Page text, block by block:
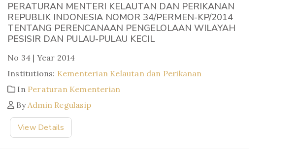
PERATURAN MENTERI KELAUTAN DAN PERIKANAN
REPUBLIK INDONESIA NOMOR 34/PERMEN-KP/2014
TENTANG PERENCANAAN PENGELOLAAN WILAYAH
PESISIR DAN PULAU-PULAU KECIL
No 34 | Year 2014
Institutions: Kementerian Kelautan dan Perikanan
In Peraturan Kementerian
ByAdmin Regulasip
View Details